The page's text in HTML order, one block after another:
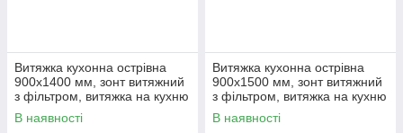
Витяжка кухонна острівна
900х1400 мм, зонт витяжний
з фільтром, витяжка на кухню
з жирозбирачем, витяжна
вентиляція на кухню
В наявності
Витяжка кухонна острівна
900х1500 мм, зонт витяжний
з фільтром, витяжка на кухню
з жирозбирачем, витяжна
вентиляція на кухню
В наявності